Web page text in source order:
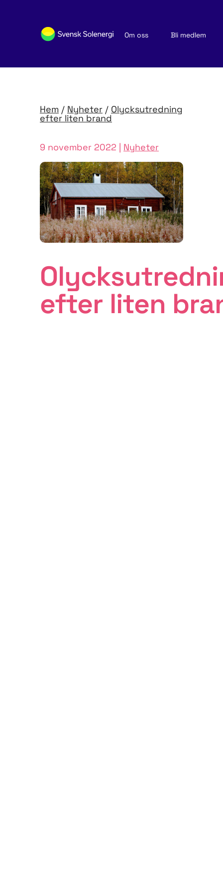
Om oss
Bli medlem
Nyheter och publikationer
Hem / Nyheter / Olycksutredning
efter liten brand
9 november 2022 | Nyheter
efter liten